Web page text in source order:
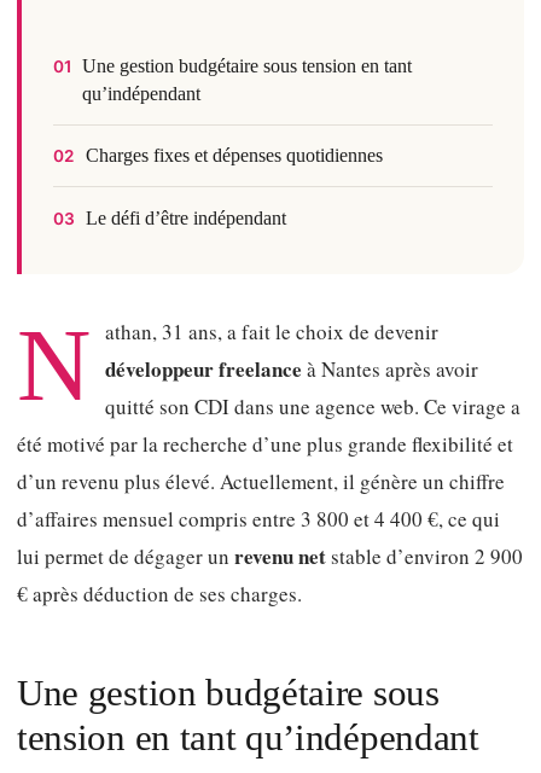
01
Une gestion budgétaire sous tension en tant
qu’indépendant
02 Charges fixes et dépenses quotidiennes
03 Le défi d’être indépendant
N athan, 31 ans, a fait le choix de devenir
développeur freelance à Nantes après avoir
quitté son CDI dans une agence web. Ce virage a
été motivé par la recherche d’une plus grande flexibilité et
d’un revenu plus élevé. Actuellement, il génère un chiffre
d’affaires mensuel compris entre 3 800 et 4 400 €, ce qui
lui permet de dégager un revenu netstable d’environ 2 900
€ après déduction de ses charges.
Une gestion budgétaire sous
tension en tant qu’indépendant